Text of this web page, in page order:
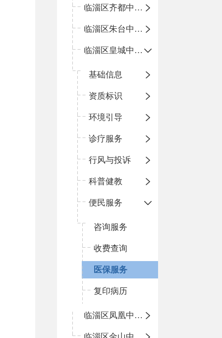
临淄区齐都中心卫生院
临淄区朱台中心卫生院
临淄区皇城中心卫生院
基础信息
资质标识
环境引导
诊疗服务
行风与投诉
科普健教
便民服务
咨询服务
收费查询
医保服务
复印病历
临淄区凤凰中心卫生院